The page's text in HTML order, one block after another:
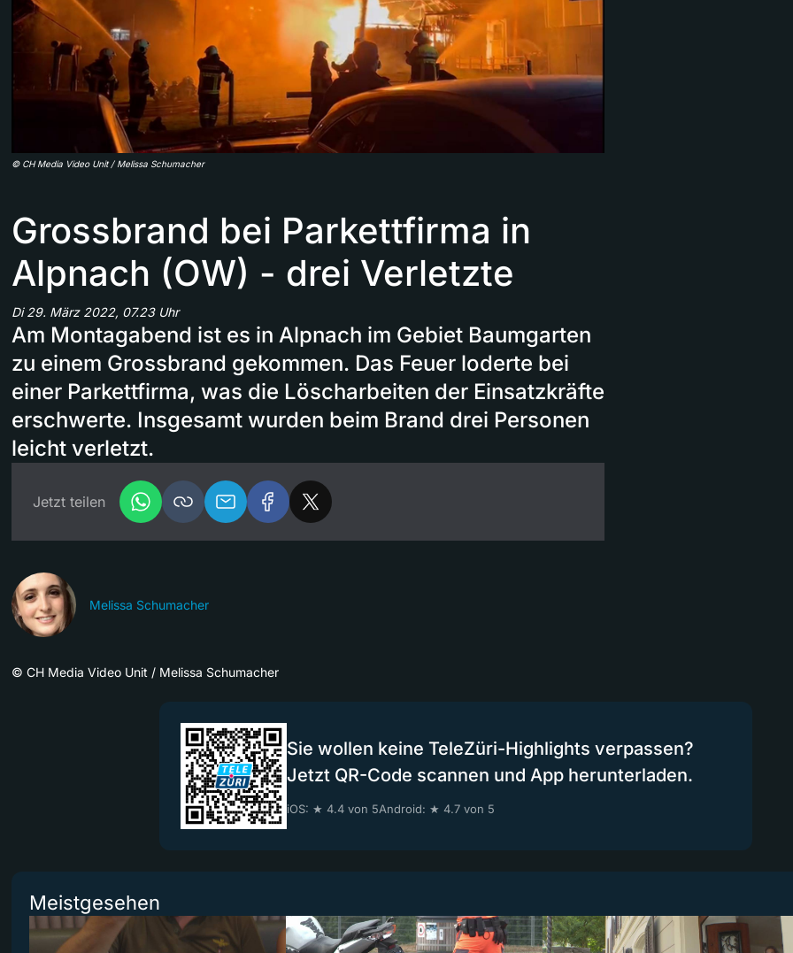
© CH Media Video Unit / Melissa Schumacher
Grossbrand bei Parkettfirma in
Alpnach (OW) - drei Verletzte
Di 29. März 2022, 07.23 Uhr
Am Montagabend ist es in Alpnach im Gebiet Baumgarten
zu einem Grossbrand gekommen. Das Feuer loderte bei
einer Parkettfirma, was die Löscharbeiten der Einsatzkräfte
erschwerte. Insgesamt wurden beim Brand drei Personen
leicht verletzt.
Jetzt teilen
Melissa Schumacher
© CH Media Video Unit / Melissa Schumacher
Sie wollen keine TeleZüri-Highlights verpassen?
Jetzt QR-Code scannen und App herunterladen.
iOS: ★ 4.4 von 5Android: ★ 4.7 von 5
Meistgesehen